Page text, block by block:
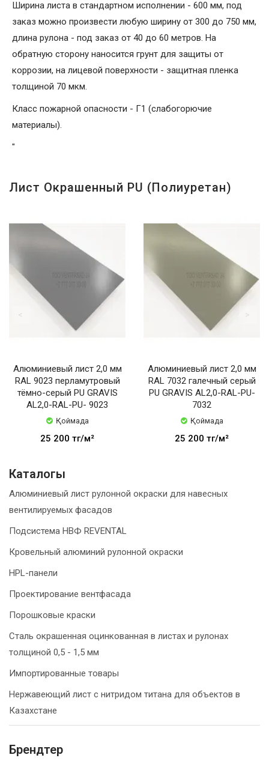
Ширина листа в стандартном исполнении - 600 мм, под
заказ можно произвести любую ширину от 300 до 750 мм,
длина рулона - под заказ от 40 до 60 метров. На
обратную сторону наносится грунт для защиты от
коррозии, на лицевой поверхности - защитная пленка
толщиной 70 мкм.
Класс пожарной опасности - Г1 (слабогорючие
материалы).
"
Лист Окрашенный PU (полиуретан)
Алюминиевый лист 2,0 мм
RAL 9023 перламутровый
тёмно-серый PU GRAVIS
AL2,0-RAL-PU- 9023
Қоймада
25 200 тңг/м²
Алюминиевый лист 2,0 мм
RAL 7032 галечный серый
PU GRAVIS AL2,0-RAL-PU-
7032
Қоймада
25 200 тңг/м²
Каталогы
Алюминиевый лист рулонной окраски для навесных
вентилируемых фасадов
Подсистема НВФ REVENTAL
Кровельный алюминий рулонной окраски
HPL-панели
Проектирование вентфасада
Порошковые краски
Сталь окрашенная оцинкованная в листах и рулонах
толщиной 0,5 - 1,5 мм
Импортированные товары
Нержавеющий лист с нитридом титана для объектов в
Казахстане
Брендтер